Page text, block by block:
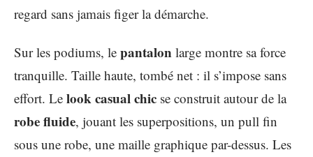
regard sans jamais figer la démarche.
Sur les podiums, le pantalon large montre sa force
tranquille. Taille haute, tombé net : il s’impose sans
effort. Le look casual chic se construit autour de la
robe fluide, jouant les superpositions, un pull fin
sous une robe, une maille graphique par-dessus. Les